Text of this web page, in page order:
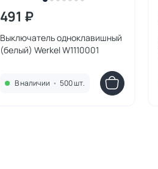
491 ₽
Выключатель одноклавишный
(белый) Werkel W1110001
В наличии • 500 шт.